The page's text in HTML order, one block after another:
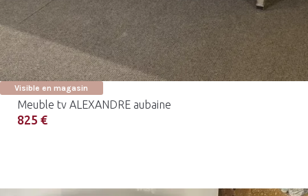
Visible en magasin
Meuble tv ALEXANDRE aubaine
825 €